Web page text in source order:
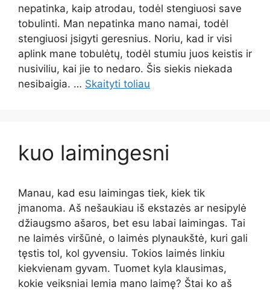
nepatinka, kaip atrodau, todėl stengiuosi save
tobulinti. Man nepatinka mano namai, todėl
stengiuosi įsigyti geresnius. Noriu, kad ir visi
aplink mane tobulėtų, todėl stumiu juos keistis ir
nusiviliu, kai jie to nedaro. Šis siekis niekada
nesibaigia. … Skaityti toliau
kuo laimingesni
Manau, kad esu laimingas tiek, kiek tik
įmanoma. Aš nešaukiau iš ekstazės ar nesipylė
džiaugsmo ašaros, bet esu labai laimingas. Tai
ne laimės viršūnė, o laimės plynaukštė, kuri gali
tęstis tol, kol gyvensiu. Tokios laimės linkiu
kiekvienam gyvam. Tuomet kyla klausimas,
kokie veiksniai lemia mano laimę? Štai ko aš